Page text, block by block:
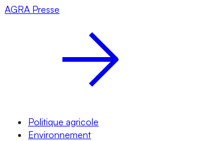
AGRA Presse
Politique agricole
Environnement